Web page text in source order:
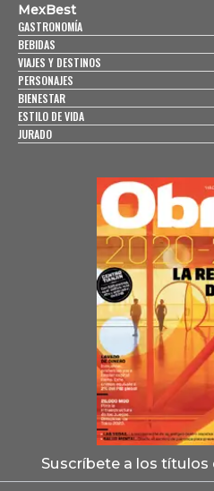
MexBest
GASTRONOMÍA
BEBIDAS
VIAJES Y DESTINOS
PERSONAJES
BIENESTAR
ESTILO DE VIDA
JURADO
Suscríbete a los títulos